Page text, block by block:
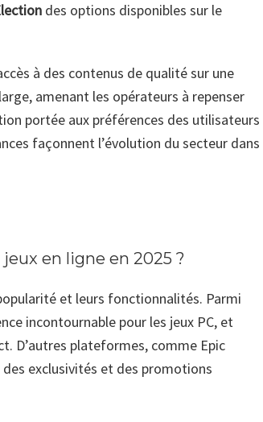
des options disponibles sur le
à des contenus de qualité sur une
amenant les opérateurs à repenser
portée aux préférences des utilisateurs
façonnent l’évolution du secteur dans
en ligne en 2025 ?
et leurs fonctionnalités. Parmi
incontournable pour les jeux PC, et
D’autres plateformes, comme Epic
exclusivités et des promotions